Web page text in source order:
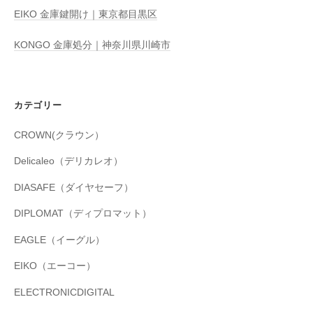
EIKO 金庫鍵開け｜東京都目黒区
KONGO 金庫処分｜神奈川県川崎市
カテゴリー
CROWN(クラウン）
Delicaleo（デリカレオ）
DIASAFE（ダイヤセーフ）
DIPLOMAT（ディプロマット）
EAGLE（イーグル）
EIKO（エーコー）
ELECTRONICDIGITAL